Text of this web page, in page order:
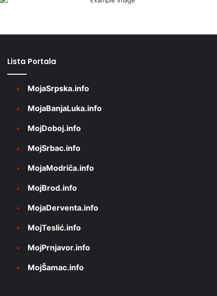
Lista Portala
MojaSrpska.info
MojaBanjaLuka.info
MojDoboj.info
MojSrbac.info
MojaModriča.info
MojBrod.info
MojaDerventa.info
MojTeslić.info
MojPrnjavor.info
MojŠamac.info